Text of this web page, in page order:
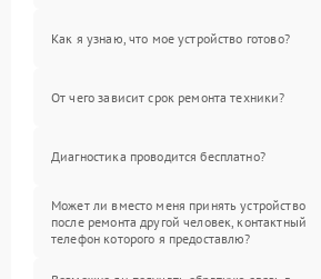
Как я узнаю, что мое устройство готово?
От чего зависит срок ремонта техники?
Диагностика проводится бесплатно?
Может ли вместо меня принять устройство
после ремонта другой человек, контактный
телефон которого я предоставлю?